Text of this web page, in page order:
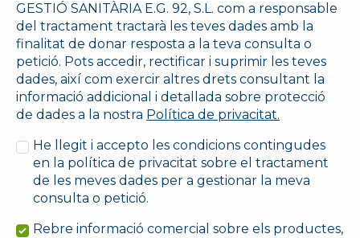
GESTIÓ SANITÀRIA E.G. 92, S.L. com a responsable
del tractament tractarà les teves dades amb la
finalitat de donar resposta a la teva consulta o
petició. Pots accedir, rectificar i suprimir les teves
dades, així com exercir altres drets consultant la
informació addicional i detallada sobre protecció
de dades a la nostra Política de privacitat.
He llegit i accepto les condicions contingudes
en la política de privacitat sobre el tractament
de les meves dades per a gestionar la meva
consulta o petició.
Rebre informació comercial sobre els productes,